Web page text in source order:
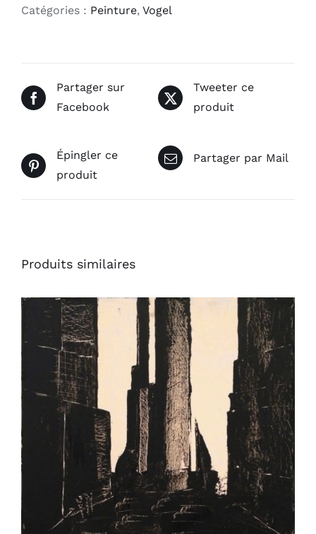
départ
Catégories : Peinture, Vogel
Partager sur
Facebook
Tweeter ce
produit
Épingler ce
produit
Partager par Mail
Produits similaires
AJOUTER AU PANIER
DÉTAILS